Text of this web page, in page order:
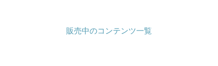
販売中のコンテンツ一覧